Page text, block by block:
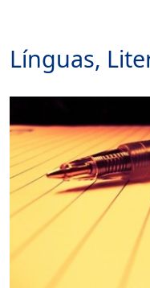
Línguas,